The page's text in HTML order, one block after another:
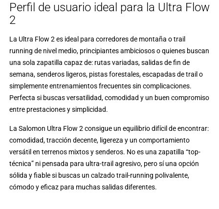
Perfil de usuario ideal para la Ultra Flow
2
La Ultra Flow 2 es ideal para corredores de montaña o trail
running de nivel medio, principiantes ambiciosos o quienes buscan
una sola zapatilla capaz de: rutas variadas, salidas de fin de
semana, senderos ligeros, pistas forestales, escapadas de trail o
simplemente entrenamientos frecuentes sin complicaciones.
Perfecta si buscas versatilidad, comodidad y un buen compromiso
entre prestaciones y simplicidad.
La Salomon Ultra Flow 2 consigue un equilibrio difícil de encontrar:
comodidad, tracción decente, ligereza y un comportamiento
versátil en terrenos mixtos y senderos. No es una zapatilla “top-
técnica” ni pensada para ultra-trail agresivo, pero sí una opción
sólida y fiable si buscas un calzado trail-running polivalente,
cómodo y eficaz para muchas salidas diferentes.